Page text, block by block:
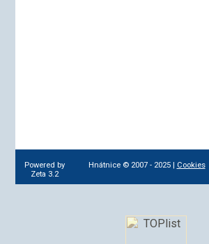
Powered by
Zeta 3.2
Hnátnice © 2007 - 2025 | Cookies